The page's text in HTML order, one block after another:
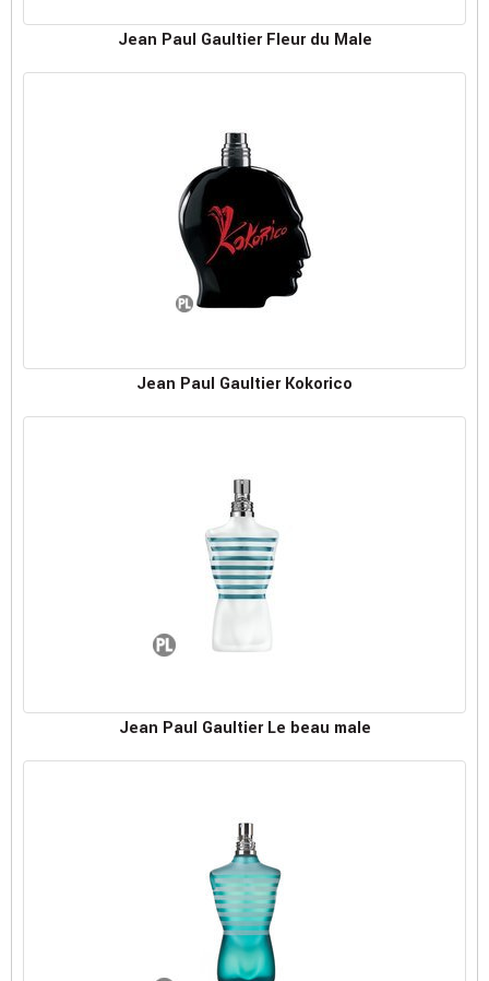
Jean Paul Gaultier Fleur du Male
Jean Paul Gaultier Kokorico
Jean Paul Gaultier Le beau male